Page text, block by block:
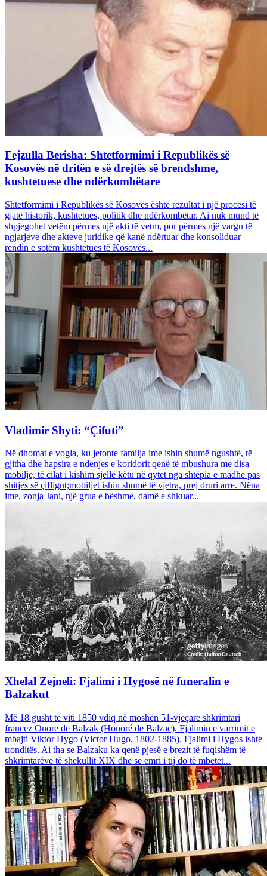
Fejzulla Berisha: Shtetformimi i Republikës së
Kosovës në dritën e së drejtës së brendshme,
kushtetuese dhe ndërkombëtare
Shtetformimi i Republikës së Kosovës është rezultat i një procesi të
gjatë historik, kushtetues, politik dhe ndërkombëtar. Ai nuk mund të
shpjegohet vetëm përmes një akti të vetm, por përmes një vargu të
ngjarjeve dhe akteve juridike që kanë ndërtuar dhe konsoliduar
rendin e sotëm kushtetues të Kosovës...
Vladimir Shyti: “Çifuti”
Në dhomat e vogla, ku jetonte familja ime ishin shumë ngushtë, të
gjitha dhe hapsira e ndenjes e koridorit qenë të mbushura me disa
mobilje, të cilat i kishim sjellë këtu në qytet nga shtëpia e madhe pas
shitjes së çifligut;mobiljet ishin shumë të vjetra, prej druri arre. Nëna
ime, zonja Jani, një grua e bëshme, damë e shkuar...
Xhelal Zejneli: Fjalimi i Hygosë në funeralin e
Balzakut
Më 18 gusht të viti 1850 vdiq në moshën 51-vjeçare shkrimtari
francez Onore dë Balzak (Honoré de Balzac). Fjalimin e varrimit e
mbajti Viktor Hygo (Victor Hugo, 1802-1885). Fjalimi i Hygos ishte
tronditës. Ai tha se Balzaku ka qenë pjesë e brezit të fuqishëm të
shkrimtarëve të shekullit XIX dhe se emri i tij do të mbetet...